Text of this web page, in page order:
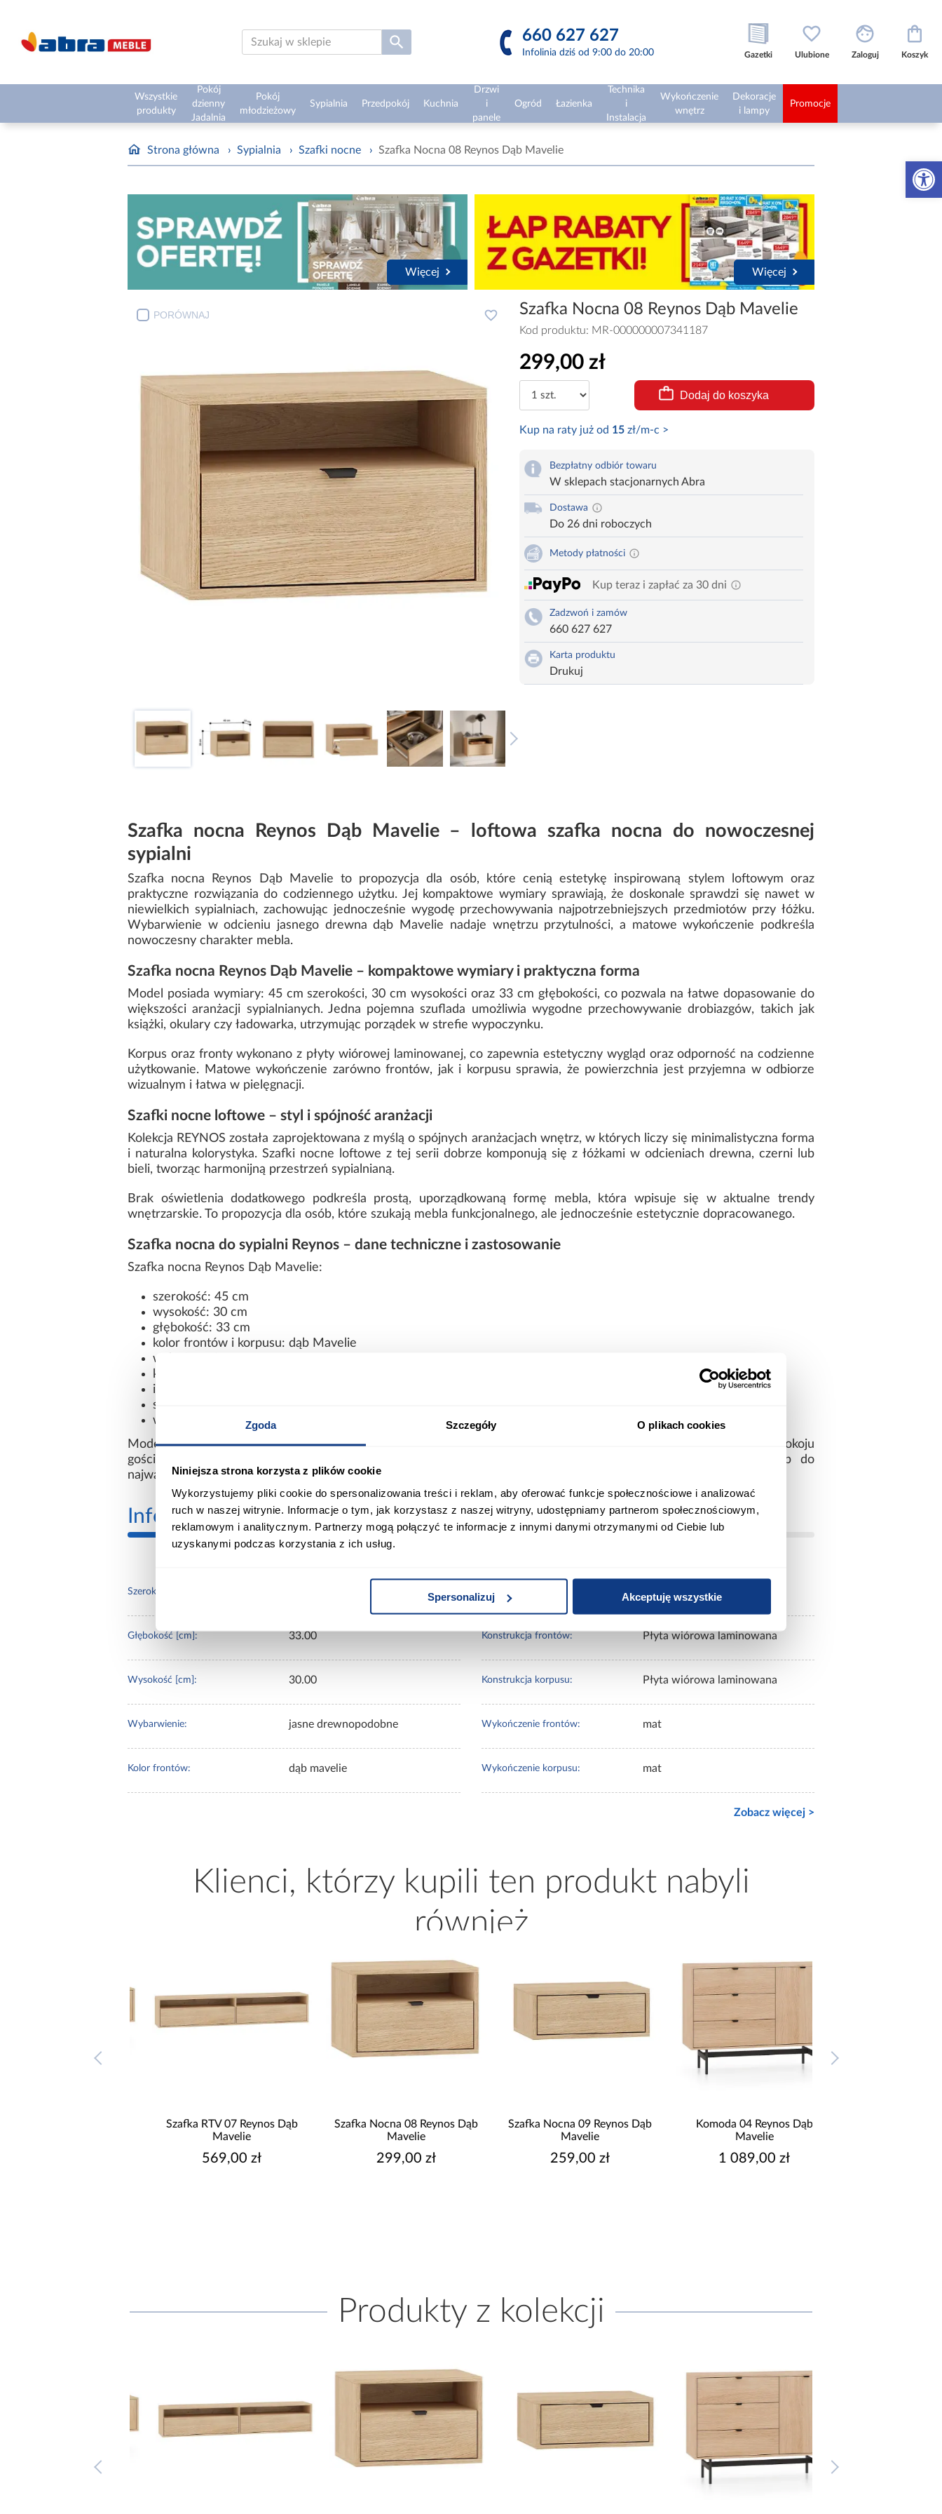
Zgoda Szczegóły O plikach cookies
Niniejsza strona korzysta z plików cookie
Wykorzystujemy pliki cookie do spersonalizowania treści i reklam, aby oferować funkcje społecznościowe i analizować
ruch w naszej witrynie. Informacje o tym, jak korzystasz z naszej witryny, udostępniamy partnerom społecznościowym,
reklamowym i analitycznym. Partnerzy mogą połączyć te informacje z innymi danymi otrzymanymi od Ciebie lub
uzyskanymi podczas korzystania z ich usług.
Spersonalizuj Akceptuję wszystkie
Otwórz
660 627 627
Infolinia dziś od 9:00 do 20:00 Gazetki Ulubione Zaloguj Koszyk
Wszystkie
produkty
Pokój
dzienny
Jadalnia
Pokój
młodzieżowy
Sypialnia Przedpokój Kuchnia
Drzwi
i
panele
Ogród Łazienka
Technika
i
Instalacja
Wykończenie
wnętrz
Dekoracje
i lampy
Promocje
Strona główna › Sypialnia › Szafki nocne › Szafka Nocna 08 Reynos Dąb Mavelie
Więcej Więcej
PORÓWNAJ Szafka Nocna 08 Reynos Dąb Mavelie
Kod produktu: MR-000000007341187
299,00 zł
Dodaj do koszyka
Kup na raty już od 15zł/m-c >
Bezpłatny odbiór towaru
W sklepach stacjonarnych Abra
Dostawa
Do 26 dni roboczych
Metody płatności
Kup teraz i zapłać za 30 dni
Zadzwoń i zamów
660 627 627
Karta produktu
Drukuj
Szafka nocna Reynos Dąb Mavelie – loftowa szafka nocna do nowoczesnej
sypialni
Szafka nocna Reynos Dąb Mavelie to propozycja dla osób, które cenią estetykę inspirowaną stylem loftowym oraz
praktyczne rozwiązania do codziennego użytku. Jej kompaktowe wymiary sprawiają, że doskonale sprawdzi się nawet w
niewielkich sypialniach, zachowując jednocześnie wygodę przechowywania najpotrzebniejszych przedmiotów przy łóżku.
Wybarwienie w odcieniu jasnego drewna dąb Mavelie nadaje wnętrzu przytulności, a matowe wykończenie podkreśla
nowoczesny charakter mebla.
Szafka nocna Reynos Dąb Mavelie – kompaktowe wymiary i praktyczna forma
Model posiada wymiary: 45 cm szerokości, 30 cm wysokości oraz 33 cm głębokości, co pozwala na łatwe dopasowanie do
większości aranżacji sypialnianych. Jedna pojemna szuflada umożliwia wygodne przechowywanie drobiazgów, takich jak
książki, okulary czy ładowarka, utrzymując porządek w strefie wypoczynku.
Korpus oraz fronty wykonano z płyty wiórowej laminowanej, co zapewnia estetyczny wygląd oraz odporność na codzienne
użytkowanie. Matowe wykończenie zarówno frontów, jak i korpusu sprawia, że powierzchnia jest przyjemna w odbiorze
wizualnym i łatwa w pielęgnacji.
Szafki nocne loftowe – styl i spójność aranżacji
Kolekcja REYNOS została zaprojektowana z myślą o spójnych aranżacjach wnętrz, w których liczy się minimalistyczna forma
i naturalna kolorystyka. Szafki nocne loftowe z tej serii dobrze komponują się z łóżkami w odcieniach drewna, czerni lub
bieli, tworząc harmonijną przestrzeń sypialnianą.
Brak oświetlenia dodatkowego podkreśla prostą, uporządkowaną formę mebla, która wpisuje się w aktualne trendy
wnętrzarskie. To propozycja dla osób, które szukają mebla funkcjonalnego, ale jednocześnie estetycznie dopracowanego.
Szafka nocna do sypialni Reynos – dane techniczne i zastosowanie
Szafka nocna Reynos Dąb Mavelie:
szerokość: 45 cm
wysokość: 30 cm
głębokość: 33 cm
kolor frontów i korpusu: dąb Mavelie
wykończenie: mat
konstrukcja: płyta wiórowa laminowana
ilość szuflad: 1
styl: loftowy
wymaga złożenia: tak
Model ten świetnie sprawdzi się jako szafka nocna do sypialni, ale również jako dodatkowy element wyposażenia w pokoju
gościnnym czy apartamencie. Dzięki swojej formie pozwala zachować porządek i zapewnia wygodny dostęp do
najważniejszych rzeczy w zasięgu ręki.
Informacje Transport Informacje o produkcie
Szerokość [cm]:
Głębokość [cm]: 33.00
Wysokość [cm]: 30.00
Wybarwienie: jasne drewnopodobne
Kolor frontów: dąb mavelie
Kolor korpusu: dąb mavelie
Konstrukcja frontów: Płyta wiórowa laminowana
Konstrukcja korpusu: Płyta wiórowa laminowana
Wykończenie frontów: mat
Wykończenie korpusu: mat
Zobacz więcej >
Klienci, którzy kupili ten produkt nabyli
również
Szafka RTV 07 Reynos Dąb
Mavelie
569,00 zł
Szafka Nocna 08 Reynos Dąb
Mavelie
299,00 zł
Szafka Nocna 09 Reynos Dąb
Mavelie
259,00 zł
Komoda 04 Reynos Dąb
Mavelie
1 089,00 zł
Produkty z kolekcji